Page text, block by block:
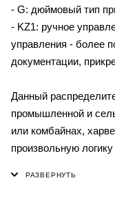
- G: дюймовый тип
- KZ1: ручное
управления - более
документации,
Данный
промышленной и
или комбайнах,
произвольную